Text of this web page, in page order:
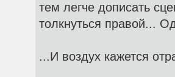
тем легче дописать
толкнуться правой...
...И воздух кажется